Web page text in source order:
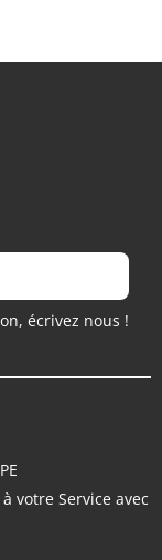
écrivez nous !
votre Service avec